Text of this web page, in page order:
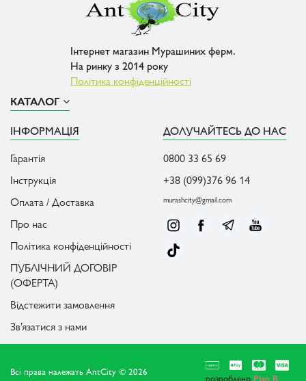
Інтернет магазин Мурашиних ферм.
На ринку з 2014 року
Політика конфіденційності
КАТАЛОГ
ІНФОРМАЦІЯ
Гарантія
Інструкція
Оплата / Доставка
Про нас
Політика конфіденційності
ПУБЛІЧНИЙ ДОГОВІР
(ОФЕРТА)
Відстежити замовлення
Зв’язатися з нами
ДОЛУЧАЙТЕСЬ ДО НАС
0800 33 65 69
+38 (099)376 96 14
murashcity@gmail.com
Всі права належать AntCity © 2026
розроблено Plan B